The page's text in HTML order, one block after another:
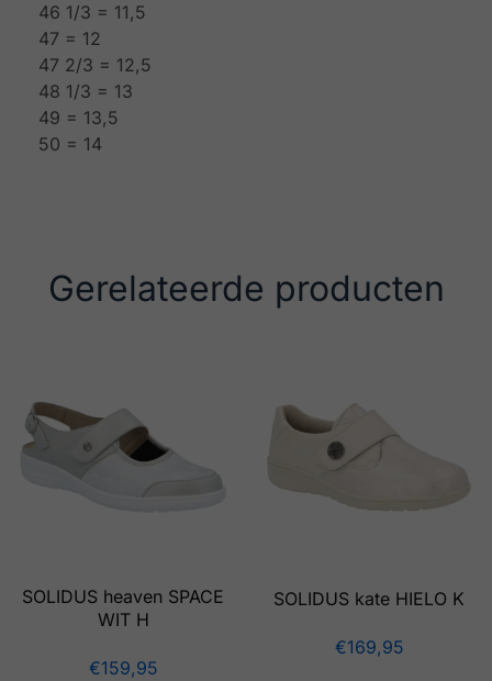
46 1/3 = 11,5
47 = 12
47 2/3 = 12,5
48 1/3 = 13
49 = 13,5
50 = 14
Gerelateerde producten
SOLIDUS heaven SPACE
WIT H
€159,95
SOLIDUS kate HIELO K
€169,95